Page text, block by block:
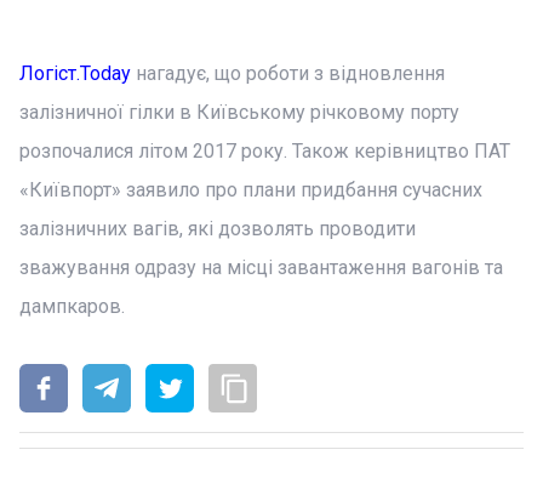
Логіст.Today нагадує, що роботи з відновлення
залізничної гілки в Київському річковому порту
розпочалися літом 2017 року. Також керівництво ПАТ
«Київпорт» заявило про плани придбання сучасних
залізничних вагів, які дозволять проводити
зважування одразу на місці завантаження вагонів та
дампкаров.